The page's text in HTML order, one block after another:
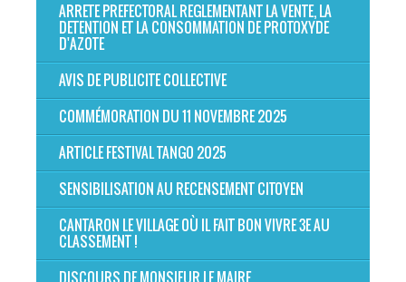
ARRETE PREFECTORAL REGLEMENTANT LA VENTE, LA
DETENTION ET LA CONSOMMATION DE PROTOXYDE
D'AZOTE
AVIS DE PUBLICITE COLLECTIVE
COMMÉMORATION DU 11 NOVEMBRE 2025
ARTICLE FESTIVAL TANGO 2025
SENSIBILISATION AU RECENSEMENT CITOYEN
CANTARON LE VILLAGE OÙ IL FAIT BON VIVRE 3E AU
CLASSEMENT !